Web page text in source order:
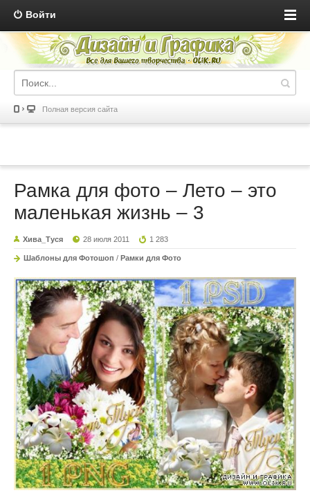
Войти
Полная версия сайта
Рамка для фото – Лето – это
маленькая жизнь – 3
Хива_Туся 28 июля 2011 1 283
Шаблоны для Фотошоп / Рамки для Фото